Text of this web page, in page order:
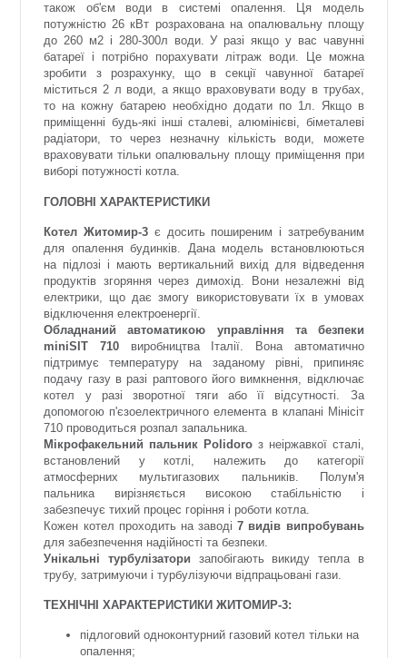
також об'єм води в системі опалення. Ця модель
потужністю 26 кВт розрахована на опалювальну площу
до 260 м2 і 280-300л води. У разі якщо у вас чавунні
батареї і потрібно порахувати літраж води. Це можна
зробити з розрахунку, що в секції чавунної батареї
міститься 2 л води, а якщо враховувати воду в трубах,
то на кожну батарею необхідно додати по 1л. Якщо в
приміщенні будь-які інші сталеві, алюмінієві, біметалеві
радіатори, то через незначну кількість води, можете
враховувати тільки опалювальну площу приміщення при
виборі потужності котла.
ГОЛОВНІ ХАРАКТЕРИСТИКИ
Котел Житомир-3 є досить поширеним і затребуваним
для опалення будинків. Дана модель встановлюються
на підлозі і мають вертикальний вихід для відведення
продуктів згоряння через димохід. Вони незалежні від
електрики, що дає змогу використовувати їх в умовах
відключення електроенергії.
Обладнаний автоматикою управління та безпеки
miniSIT 710 виробництва Італії. Вона автоматично
підтримує температуру на заданому рівні, припиняє
подачу газу в разі раптового його вимкнення, відключає
котел у разі зворотної тяги або її відсутності. За
допомогою п'єзоелектричного елемента в клапані Мінісіт
710 проводиться розпал запальника.
Мікрофакельний пальник Polidoro з неіржавкої сталі,
встановлений у котлі, належить до категорії
атмосферних мультигазових пальників. Полум'я
пальника вирізняється високою стабільністю і
забезпечує тихий процес горіння і роботи котла.
Кожен котел проходить на заводі 7 видів випробувань
для забезпечення надійності та безпеки.
Унікальні турбулізатори запобігають викиду тепла в
трубу, затримуючи і турбулізуючи відпрацьовані гази.
ТЕХНІЧНІ ХАРАКТЕРИСТИКИ ЖИТОМИР-3:
підлоговий одноконтурний газовий котел тільки на
опалення;